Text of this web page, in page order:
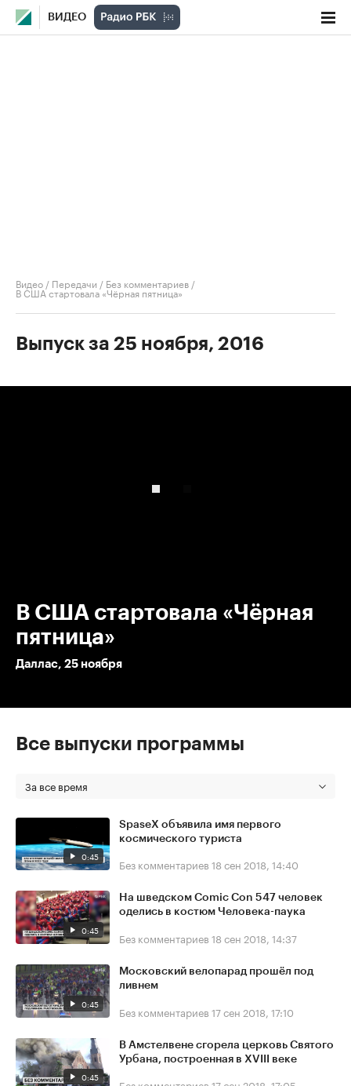
ВИДЕО
Видео / Передачи / Без комментариев /
В США стартовала «Чёрная пятница»
Выпуск за 25 ноября, 2016
В США стартовала «Чёрная
пятница»
Даллас, 25 ноября
Все выпуски программы
За все время
0:45
SpaseX объявила имя первого
космического туриста
Без комментариев 18 сен 2018, 14:40
0:45
На шведском Comic Con 547 человек
оделись в костюм Человека-паука
Без комментариев 18 сен 2018, 14:37
0:45
Московский велопарад прошёл под
ливнем
Без комментариев 17 сен 2018, 17:10
0:45
В Амстелвене сгорела церковь Святого
Урбана, построенная в XVIII веке